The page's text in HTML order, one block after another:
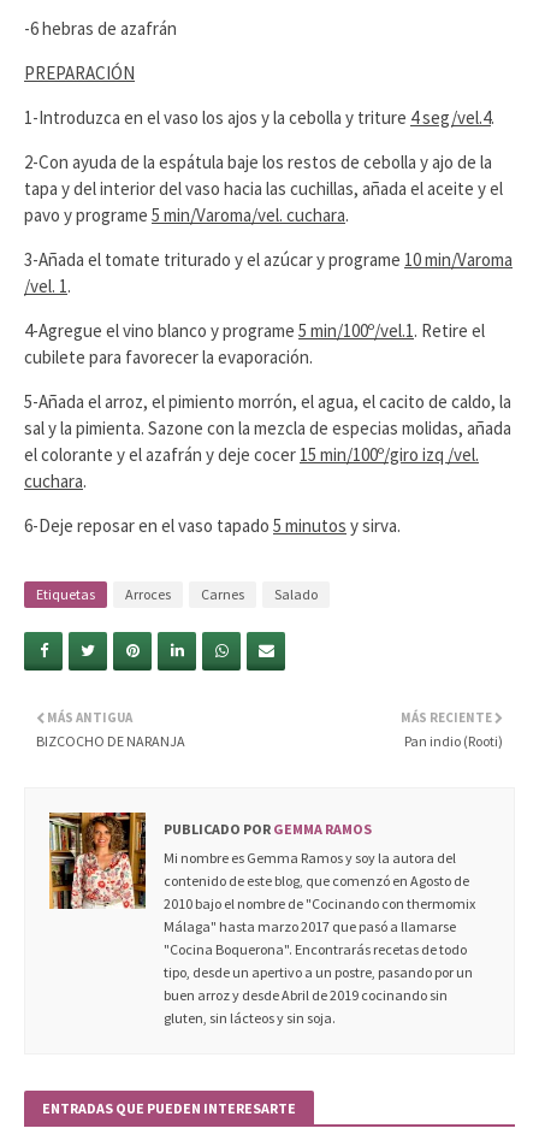
-6 hebras de azafrán
PREPARACIÓN
1-Introduzca en el vaso los ajos y la cebolla y triture 4 seg/vel.4.
2-Con ayuda de la espátula baje los restos de cebolla y ajo de la
tapa y del interior del vaso hacia las cuchillas, añada el aceite y el
pavo y programe 5 min/Varoma/vel. cuchara.
3-Añada el tomate triturado y el azúcar y programe 10 min/Varoma
/vel. 1.
4-Agregue el vino blanco y programe 5 min/100º/vel.1. Retire el
cubilete para favorecer la evaporación.
5-Añada el arroz, el pimiento morrón, el agua, el cacito de caldo, la
sal y la pimienta. Sazone con la mezcla de especias molidas, añada
el colorante y el azafrán y deje cocer 15 min/100º/giro izq /vel.
cuchara.
6-Deje reposar en el vaso tapado 5 minutos y sirva.
Etiquetas Arroces Carnes Salado
MÁS RECIENTE
Pan indio (Rooti)
MÁS ANTIGUA
BIZCOCHO DE NARANJA
PUBLICADO POR GEMMA RAMOS
Mi nombre es Gemma Ramos y soy la autora del
contenido de este blog, que comenzó en Agosto de
2010 bajo el nombre de "Cocinando con thermomix
Málaga" hasta marzo 2017 que pasó a llamarse
"Cocina Boquerona". Encontrarás recetas de todo
tipo, desde un apertivo a un postre, pasando por un
buen arroz y desde Abril de 2019 cocinando sin
gluten, sin lácteos y sin soja.
ENTRADAS QUE PUEDEN INTERESARTE